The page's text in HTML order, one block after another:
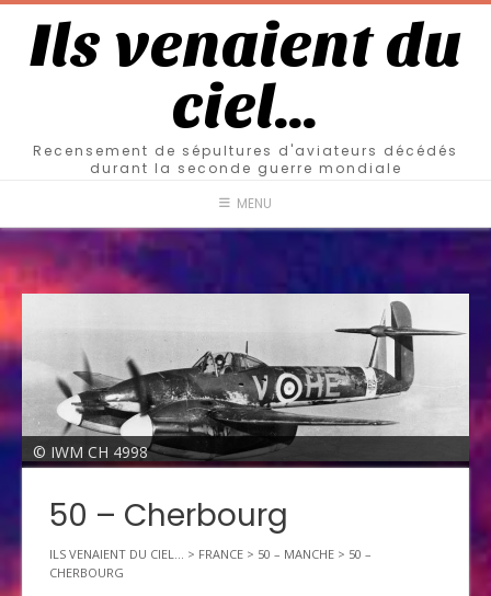
Ils venaient du
ciel…
Recensement de sépultures d'aviateurs décédés
durant la seconde guerre mondiale
MENU
© IWM CH 4998
50 – Cherbourg
ILS VENAIENT DU CIEL... > FRANCE > 50 – MANCHE > 50 –
CHERBOURG